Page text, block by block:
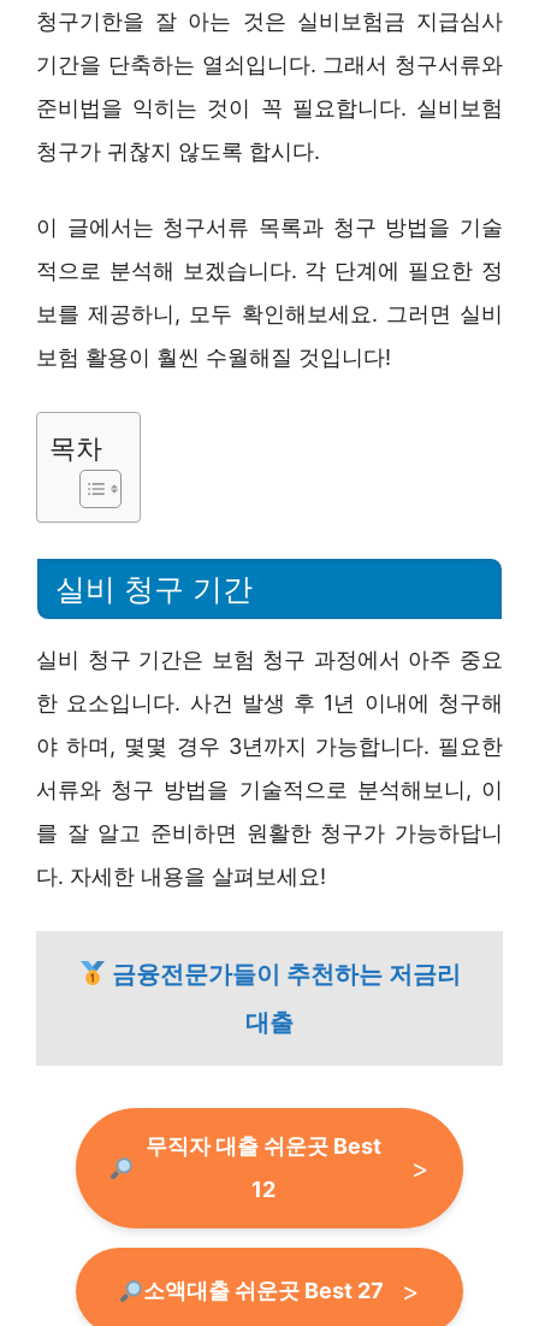
청구기한을 잘 아는 것은 실비보험금 지급심사
기간을 단축하는 열쇠입니다. 그래서 청구서류와
준비법을 익히는 것이 꼭 필요합니다. 실비보험
청구가 귀찮지 않도록 합시다.
이 글에서는 청구서류 목록과 청구 방법을 기술
적으로 분석해 보겠습니다. 각 단계에 필요한 정
보를 제공하니, 모두 확인해보세요. 그러면 실비
보험 활용이 훨씬 수월해질 것입니다!
목차
실비 청구 기간
실비 청구 기간은 보험 청구 과정에서 아주 중요
한 요소입니다. 사건 발생 후 1년 이내에 청구해
야 하며, 몇몇 경우 3년까지 가능합니다. 필요한
서류와 청구 방법을 기술적으로 분석해보니, 이
를 잘 알고 준비하면 원활한 청구가 가능하답니
다. 자세한 내용을 살펴보세요!
금융전문가들이 추천하는 저금리
대출
무직자 대출 쉬운곳 Best
12
소액대출 쉬운곳 Best 27